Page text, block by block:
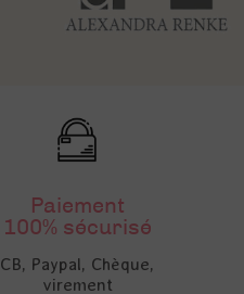
Paiement
100% sécurisé
CB, Paypal, Chèque,
virement